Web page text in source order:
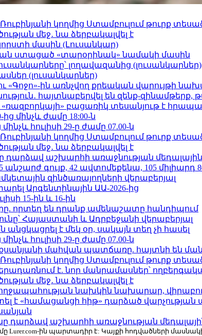
կողմից Ստամբուլում թուրք տեսած
մեջ․ նա ձերբակալվել է
մասին (Լուսանկար)
ստացած «տարօրինակ» նամակի մասին
լողավազանից (լուսանկարներ)
(լուսանկարներ)
«Գոջո»-ին առնչվող քրեական վարույթի
հայտնաբերվել են զենք-
«ռազբորկայի» բացառիկ տեսանյութ է
մինչև ժամը 18:00-ն
հուլիսի 29-ը ժամը 07.00-ն
կողմից Ստամբուլում թուրք տեսած
մեջ․ նա ձերբակալվել է
աշխարհի առաջնության
գույք, 42 ավտոմեքենա, 105 միլիարդ
զինծառայողների վերաբերյալ
Արգենտինային ԱԱ-2026-ից
15-ին և 16-ին
որտեղ են դրանք ամենաշատը հանդիպում
Հայաստանի և Ադրբեջանի վերաբերյալ
է մեկ օր, սակայն տեղ չի հասել
հուլիսի 29-ը ժամը 07.00-ն
մահվան պատճառը. հայտնի են
կողմից Ստամբուլում թուրք տեսած
է. նոր մանրամասներ՝
մեջ․ նա ձերբակալվել է
նախկին նախարար,
է «համացանցի հիթ» դարձած վարչության
աշխարհի առաջնության
Lurer.com-ին պարտադիր է: Կայքի հոդվածների